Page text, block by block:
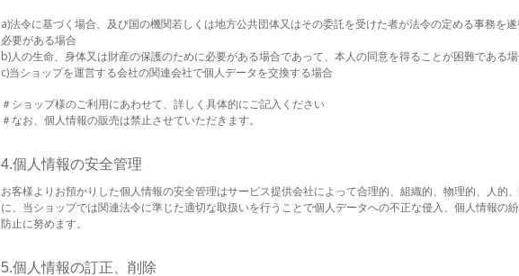
a)法令に基づく場合、及び国の機関若しくは地方公共団体又はその委託を受けた者が法令の定める事務を
必要がある場合
b)人の生命、身体又は財産の保護のために必要がある場合であって、本人の同意を得ることが困難である
c)当ショップを運営する会社の関連会社で個人データを交換する場合
＃ショップ様のご利用にあわせて、詳しく具体的にご記入ください
＃なお、個人情報の販売は禁止させていただきます。
4.個人情報の安全管理
お客様よりお預かりした個人情報の安全管理はサービス提供会社によって合理的、組織的、物理的、人的
に、当ショップでは関連法令に準じた適切な取扱いを行うことで個人データへの不正な侵入、個人情報の
防止に努めます。
5.個人情報の訂正、削除